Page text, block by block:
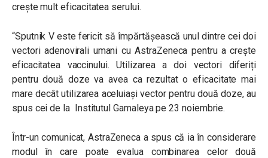
crește mult eficacitatea serului.
“Sputnik V este fericit să împărtășească unul dintre cei doi
vectori adenovirali umani cu AstraZeneca pentru a crește
eficacitatea vaccinului. Utilizarea a doi vectori diferiți
pentru două doze va avea ca rezultat o eficacitate mai
mare decât utilizarea aceluiași vector pentru două doze, au
spus cei de la Institutul Gamaleya pe 23 noiembrie.
Într-un comunicat, AstraZeneca a spus că ia în considerare
modul în care poate evalua combinarea celor două